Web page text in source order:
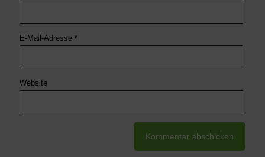
E-Mail-Adresse *
Website